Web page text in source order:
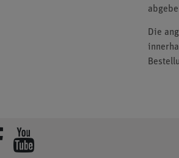
Die